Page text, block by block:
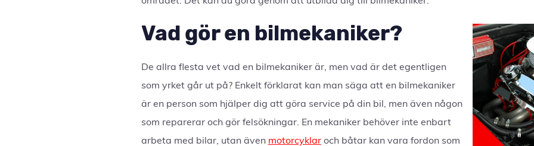
Vad gör en bilmekaniker?
De allra flesta vet vad en bilmekaniker är, men vad är det egentligen
som yrket går ut på? Enkelt förklarat kan man säga att en bilmekaniker
är en person som hjälper dig att göra service på din bil, men även någon
som reparerar och gör felsökningar. En mekaniker behöver inte enbart
arbeta med bilar, utan även motorcyklaroch båtar kan vara fordon som